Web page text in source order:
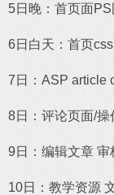
5日晚：首页面PS
6日白天：首页
7日：ASP article
8日：评论页面/
9日：编辑文章 审
10日：教学资源